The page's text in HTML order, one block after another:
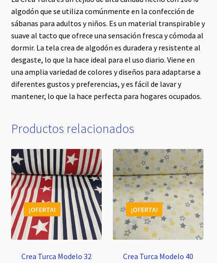
algodón que se utiliza comúnmente en la confección de
sábanas para adultos y niños. Es un material transpirable y
suave al tacto que ofrece una sensación fresca y cómoda al
dormir. La tela crea de algodón es duradera y resistente al
desgaste, lo que la hace ideal para el uso diario. Viene en
una amplia variedad de colores y diseños para adaptarse a
diferentes gustos y preferencias, y es fácil de lavar y
mantener, lo que la hace perfecta para hogares ocupados.
Productos relacionados
Crea Turca Modelo 32
¡OFERTA!
Crea Turca Modelo 40
¡OFERTA!